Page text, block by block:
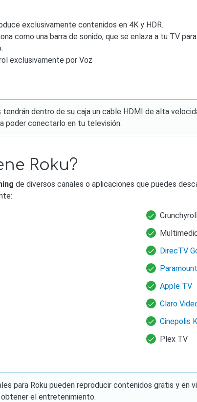
exclusivamente contenidos en 4K y HDR.
como una barra de sonido, que se enlaza a tu TV
exclusivamente por Voz
dentro de su caja un cable HDMI de alta
poder conectarlo en tu televisión.
Roku?
de diversos canales o aplicaciones que puedes
DirecTV
Apple TV
Claro
Cinepolis
Plex TV
para Roku pueden reproducir contenidos gratis y
obtener el entretenimiento.